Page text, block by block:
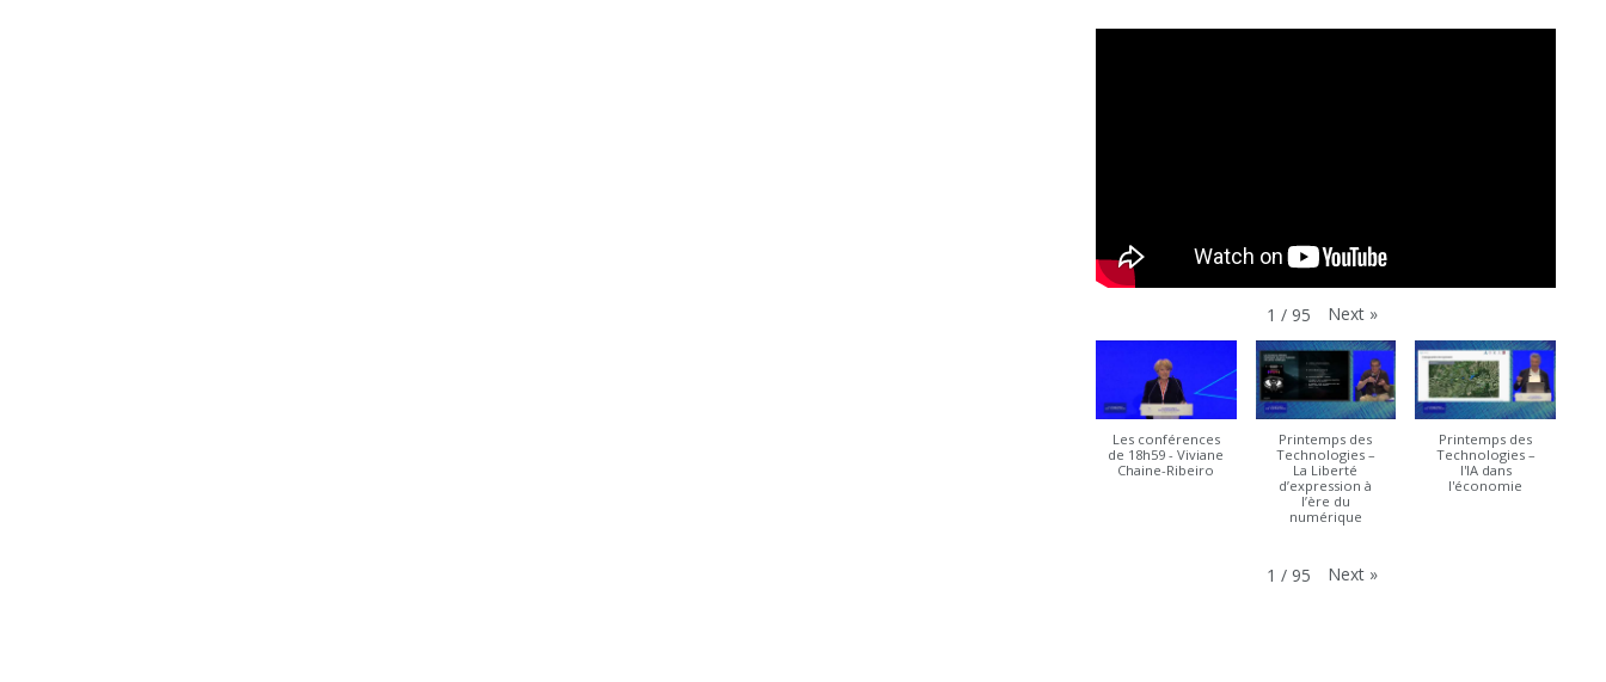
1 / 95 Next »
Les conférences
de 18h59 - Viviane
Chaine-Ribeiro
Printemps des
Technologies –
La Liberté
d’expression à
l’ère du
numérique
Printemps des
Technologies –
l'IA dans
l'économie
1 / 95 Next »